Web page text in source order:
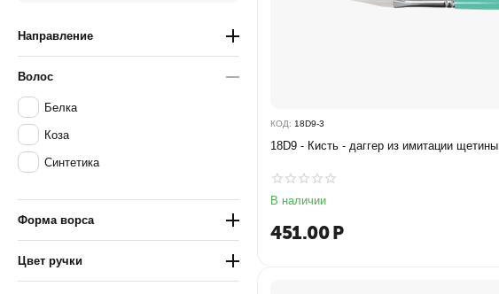
КОД: 18D9-3
18D9 - Кисть - даггер из имитации щетины
В наличии
451.00Р
Направление
Волос
Белка
Коза
Синтетика
Форма ворса
Цвет ручки